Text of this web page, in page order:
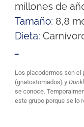
millones de
Tamaño: 8,8
Dieta:
_
Los placodermos son el
(gnatostomados) y
se conoce.
este grupo porque se lo